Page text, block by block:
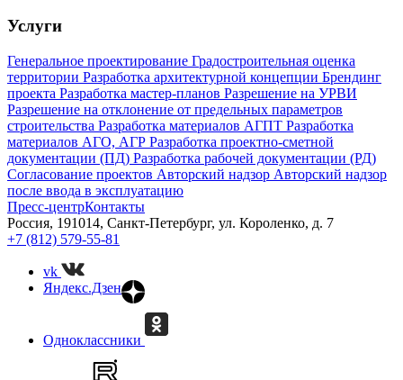
Услуги
Генеральное проектирование Градостроительная оценка
территории Разработка архитектурной концепции Брендинг
проекта Разработка мастер-планов Разрешение на УРВИ
Разрешение на отклонение от предельных параметров
строительства Разработка материалов АГПТ Разработка
материалов АГО, АГР Разработка проектно-сметной
документации (ПД) Разработка рабочей документации (РД)
Согласование проектов Авторский надзор Авторский надзор
после ввода в эксплуатацию
Пресс-центрКонтакты
Россия, 191014, Санкт-Петербург, ул. Короленко, д. 7
+7 (812) 579-55-81
vk
Яндекс.Дзен
Одноклассники